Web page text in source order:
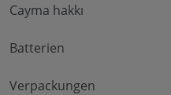
Cayma hakkı
Batterien
Verpackungen